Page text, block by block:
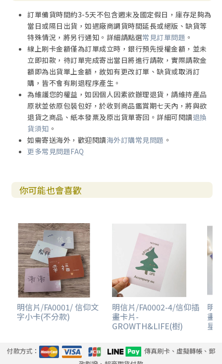
訂單備貨時間約3-5天不包含週末及國定假日，庫存足夠為
當日或隔日出貨，如遇廠商調貨時間延長或絕版、缺貨等
特殊情況，將另行通知。詳細請點選常見訂單問題 。
線上刷卡金額僅為訂單成立時，銀行預先授權金額，並未
立即扣款，待訂單完成寄出當日將進行請款，實際請款金
額即為出貨單上金額，故如有更改訂單、缺貨或取消訂
購，皆不會有刷退程序產生。
為維護您的權益，如因個人因素欲辦理退貨，請維持產品
原狀並依原包裝包好，於收到商品鑑賞期七天內，將與欲
退貨之商品、紙本發票及原出貨單寄回。詳細可閱讀退換
貨須知 。
如需寄送海外，歡迎閱讀海外訂購常見問題 。
更多常見問題FAQ
你可能也會喜歡
明信片/FA0001/ 信仰文
字小卡(不分款)
明信片/FA0002-4/信仰插
畫卡片-
GROWTH&LIFE(樹)
明
畫
星)
付款方式：
傳真刷卡、虛擬轉帳、郵